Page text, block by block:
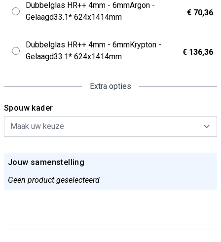
Dubbelglas HR++ 4mm - 6mmArgon -
Gelaagd33.1* 624x1414mm
€ 70,36
Dubbelglas HR++ 4mm - 6mmKrypton -
Gelaagd33.1* 624x1414mm
€ 136,36
Extra opties
Spouw kader
Jouw samenstelling
Geen product geselecteerd